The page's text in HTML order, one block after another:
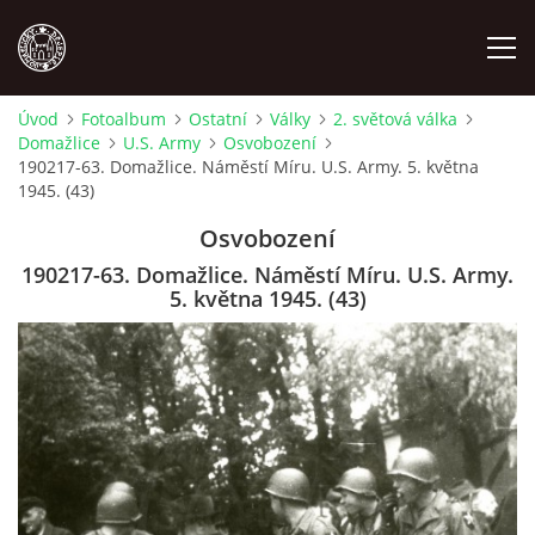
MÍSTOPIS
OSOBNOSTI
OSTATNÍ
ODKAZY
O NÁS
Úvod Fotoalbum Ostatní Války
2. světová válka
Domažlice
U.S. Army
Osvobození
190217-63. Domažlice. Náměstí Míru. U.S. Army. 5. května
1945. (43)
Osvobození
190217-63. Domažlice. Náměstí Míru. U.S. Army.
5. května 1945. (43)